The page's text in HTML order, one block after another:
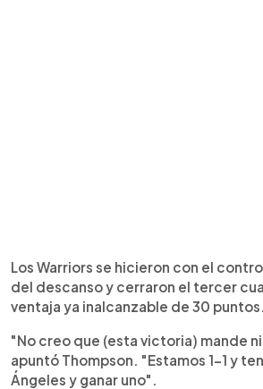
Los Warriors se hicieron con el
del descanso y cerraron el tercer
ventaja ya inalcanzable de 30 puntos.
"No creo que (esta victoria) mande
apuntó Thompson. "Estamos 1-1 y
Ángeles y ganar uno".